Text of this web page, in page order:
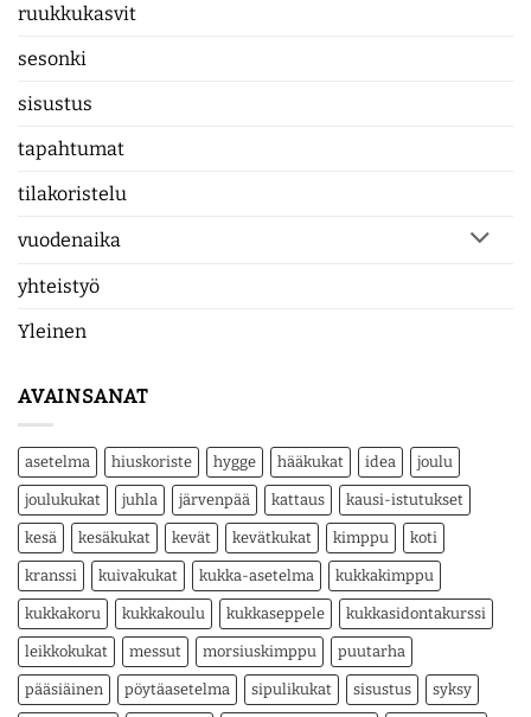
ruukkukasvit
sesonki
sisustus
tapahtumat
tilakoristelu
vuodenaika
yhteistyö
Yleinen
AVAINSANAT
asetelma hiuskoriste hygge hääkukat idea joulu
joulukukat juhla järvenpää kattaus kausi-istutukset
kesä kesäkukat kevät kevätkukat kimppu koti
kranssi kuivakukat kukka-asetelma kukkakimppu
kukkakoru kukkakoulu kukkaseppele kukkasidontakurssi
leikkokukat messut morsiuskimppu puutarha
pääsiäinen pöytäasetelma sipulikukat sisustus syksy